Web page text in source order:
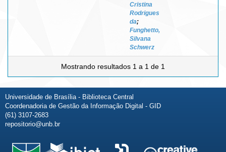
Cristina
Rodrigues
da;
Funghetto,
Silvana
Schwerz
Mostrando resultados 1 a 1 de 1
Universidade de Brasília - Biblioteca Central
Coordenadoria de Gestão da Informação Digital - GID
(61) 3107-2683
repositorio@unb.br